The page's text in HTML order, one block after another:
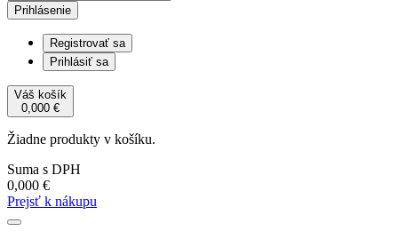
Prihlásenie
Registrovať sa
Prihlásiť sa
Váš košík
0,000 €
Žiadne produkty v košíku.
Suma s DPH
0,000 €
Prejsť k nákupu